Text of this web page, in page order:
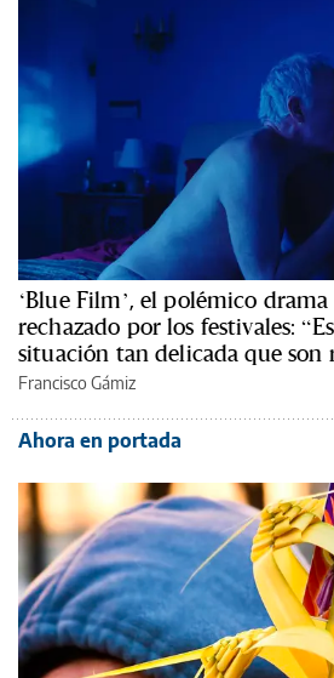
‘Blue Film’, el polémico
rechazado por los festivales:
situación tan delicada que son
Francisco Gámiz
Ahora en portada